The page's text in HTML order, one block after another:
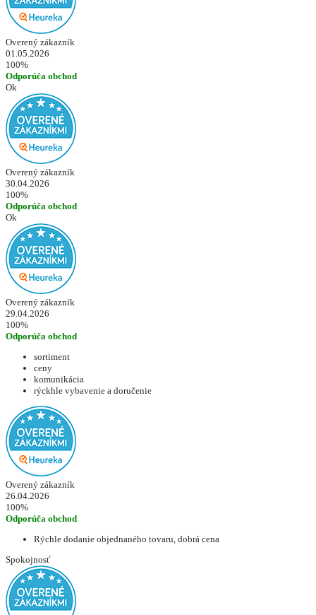
Overený zákazník
01.05.2026
100%
Odporúča obchod
Ok
Overený zákazník
30.04.2026
100%
Odporúča obchod
Ok
Overený zákazník
29.04.2026
100%
Odporúča obchod
sortiment
ceny
komunikácia
rýckhle vybavenie a doručenie
Overený zákazník
26.04.2026
100%
Odporúča obchod
Rýchle dodanie objednaného tovaru, dobrá cena
Spokojnosť